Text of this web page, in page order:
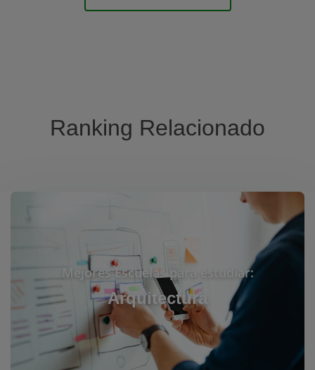
Ranking Relacionado
Mejores Escuelas para estudiar:
Arquitectura